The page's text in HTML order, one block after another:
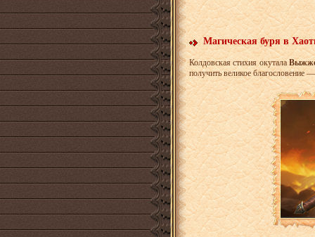
Магическая буря в
Колдовская стихия окутала
получить великое благословение